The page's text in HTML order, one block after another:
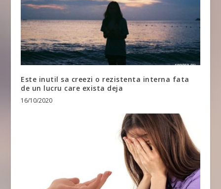
Este inutil sa creezi o rezistenta interna fata
de un lucru care exista deja
16/10/2020